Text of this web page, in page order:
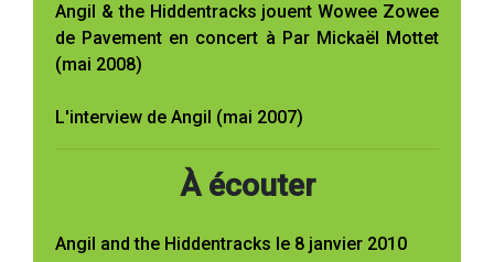
Angil & the Hiddentracks jouent Wowee Zowee
de Pavement en concert à Par Mickaël Mottet
(mai 2008)
L'interview de Angil (mai 2007)
À écouter
Angil and the Hiddentracks le 8 janvier 2010